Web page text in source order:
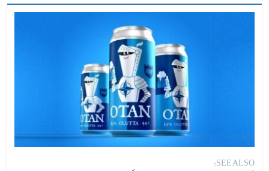
SEE ALSO: